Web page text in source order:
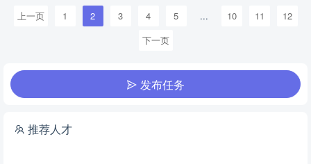
上一页 1 2 3 4 5 ... 10 11
12
下一页
发布任务
推荐人才